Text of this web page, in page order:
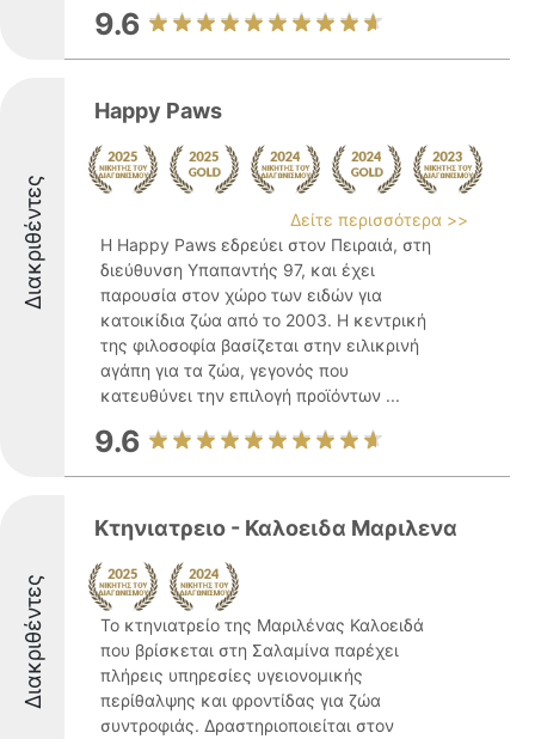
9.6
Διακριθέντες
Happy Paws
Δείτε περισσότερα >>
Η Happy Paws εδρεύει στον Πειραιά, στη
διεύθυνση Υπαπαντής 97, και έχει
παρουσία στον χώρο των ειδών για
κατοικίδια ζώα από το 2003. Η κεντρική
της φιλοσοφία βασίζεται στην ειλικρινή
αγάπη για τα ζώα, γεγονός που
κατευθύνει την επιλογή προϊόντων ...
9.6
Διακριθέντες
Κτηνιατρειο - Καλοειδα Μαριλενα
Το κτηνιατρείο της Μαριλένας Καλοειδά
που βρίσκεται στη Σαλαμίνα παρέχει
πλήρεις υπηρεσίες υγειονομικής
περίθαλψης και φροντίδας για ζώα
συντροφιάς. Δραστηριοποιείται στον